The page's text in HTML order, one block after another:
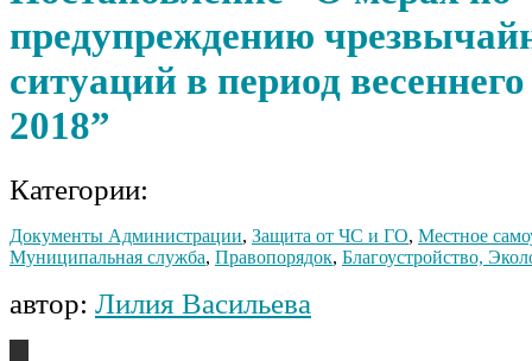
предупреждению
ситуаций в период
2018”
Категории:
Документы Администрации, Защита от ЧС и ГО, Местное
Муниципальная служба, Правопорядок, Благоустройство,
автор: Лилия Васильева